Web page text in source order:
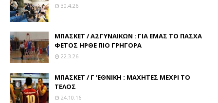
30.4.26
ΜΠΑΣΚΕΤ / Α2 ΓΥΝΑΙΚΩΝ : ΓΙΑ ΕΜΑΣ ΤΟ ΠΑΣΧΑ
ΦΕΤΟΣ ΗΡΘΕ ΠΙΟ ΓΡΗΓΟΡΑ
22.3.26
ΜΠΑΣΚΕΤ / Γ 'ΕΘΝΙΚΗ : ΜΑΧΗΤΕΣ ΜΕΧΡΙ ΤΟ
ΤΕΛΟΣ
24.10.16